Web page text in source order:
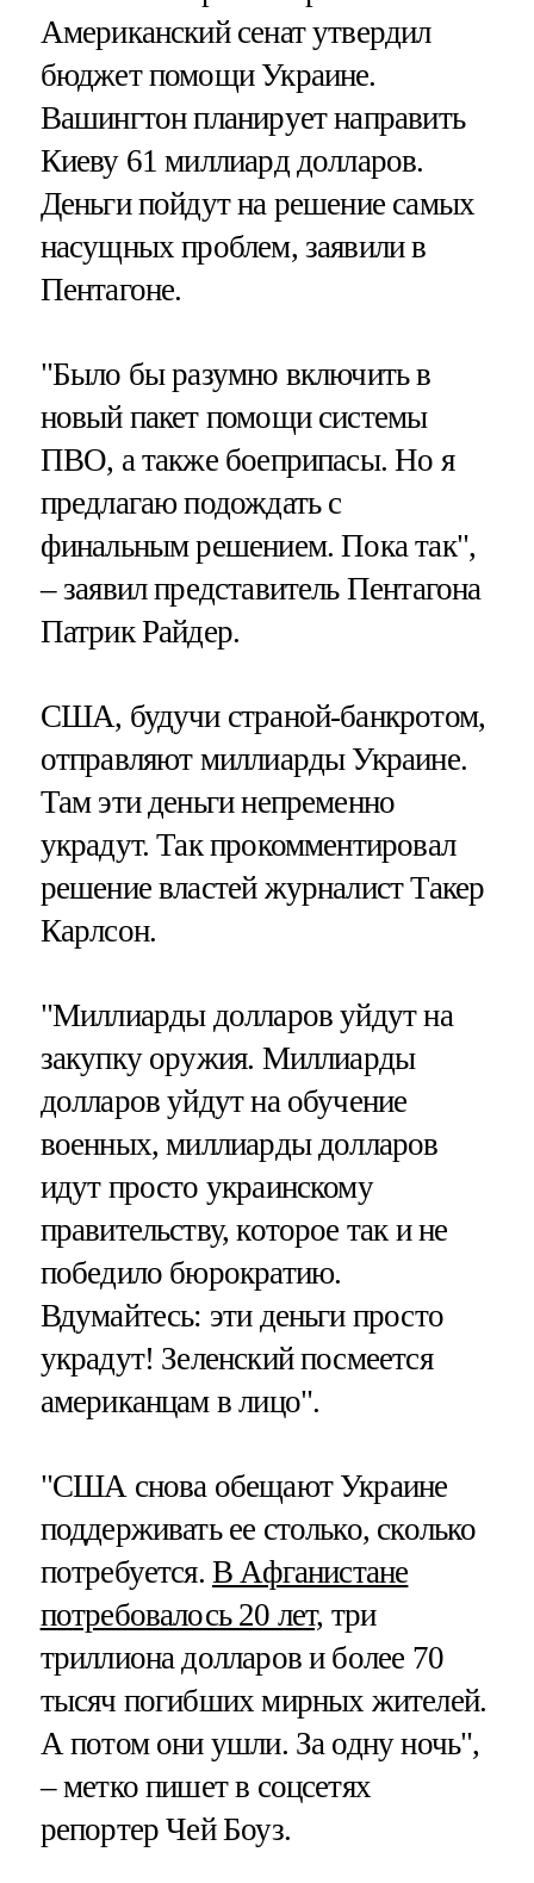
Американский сенат утвердил
бюджет помощи Украине.
Вашингтон планирует направить
Киеву 61 миллиард долларов.
Деньги пойдут на решение самых
насущных проблем, заявили в
Пентагоне.
"Было бы разумно включить в
новый пакет помощи системы
ПВО, а также боеприпасы. Но я
предлагаю подождать с
финальным решением. Пока так",
– заявил представитель Пентагона
Патрик Райдер.
США, будучи страной-банкротом,
отправляют миллиарды Украине.
Там эти деньги непременно
украдут. Так прокомментировал
решение властей журналист Такер
Карлсон.
"Миллиарды долларов уйдут на
закупку оружия. Миллиарды
долларов уйдут на обучение
военных, миллиарды долларов
идут просто украинскому
правительству, которое так и не
победило бюрократию.
Вдумайтесь: эти деньги просто
украдут! Зеленский посмеется
американцам в лицо".
"США снова обещают Украине
поддерживать ее столько, сколько
потребуется. В Афганистане
потребовалось 20 лет, три
триллиона долларов и более 70
тысяч погибших мирных жителей.
А потом они ушли. За одну ночь",
– метко пишет в соцсетях
репортер Чей Боуз.